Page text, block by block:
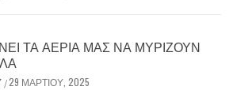
ΤΑ ΑΈΡΙΆ ΜΑΣ ΝΑ ΜΥΡΊΖΟΥΝ
/29 ΜΑΡΤΊΟΥ, 2025